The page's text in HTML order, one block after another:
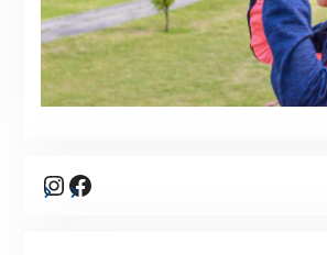
Instagram
Facebook